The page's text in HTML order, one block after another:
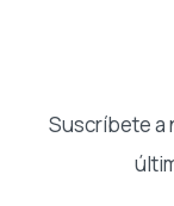
Suscríbete a